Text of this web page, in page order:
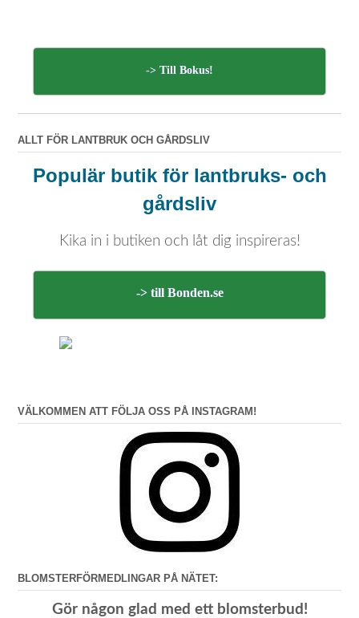
-> Till Bokus!
ALLT FÖR LANTBRUK OCH GÅRDSLIV
Populär butik för lantbruks- och
gårdsliv
Kika in i butiken och låt dig inspireras!
-> till Bonden.se
VÄLKOMMEN ATT FÖLJA OSS PÅ INSTAGRAM!
BLOMSTERFÖRMEDLINGAR PÅ NÄTET:
Gör någon glad med ett blomsterbud!